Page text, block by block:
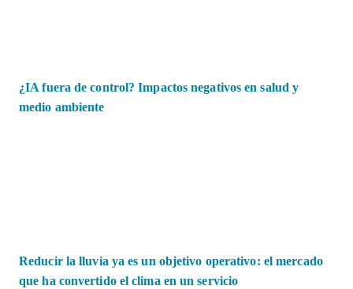
¿IA fuera de control? Impactos negativos en salud y
medio ambiente
Reducir la lluvia ya es un objetivo operativo: el mercado
que ha convertido el clima en un servicio